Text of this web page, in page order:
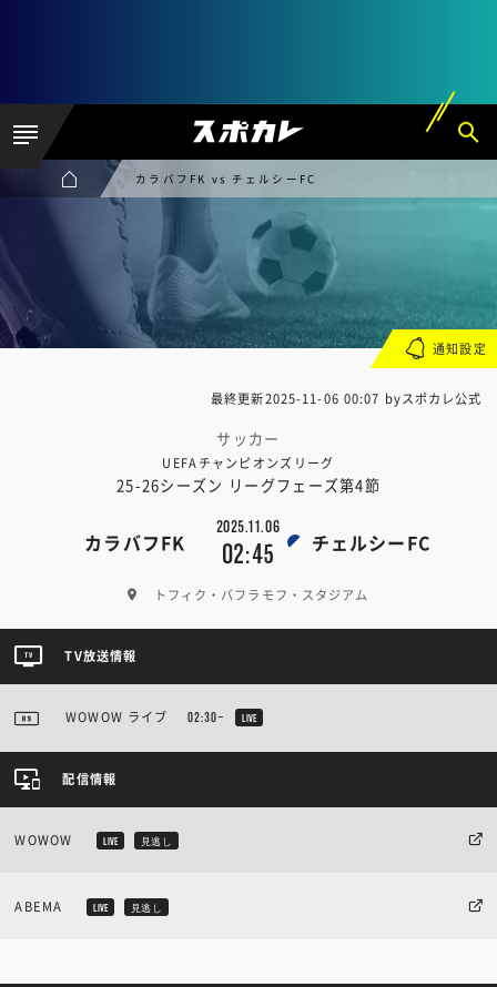
カラバフFK vs チェルシーFC
最終更新2025-11-06 00:07 byスポカレ公式
サッカー
UEFAチャンピオンズリーグ
25-26シーズン リーグフェーズ第4節
カラバフFK
2025.11.06
02:45 チェルシーFC
トフィク・バフラモフ・スタジアム
通知設定
TV放送情報
WOWOW ライブ 02:30~ LIVE
配信情報
WOWOW LIVE 見逃し
ABEMA LIVE 見逃し